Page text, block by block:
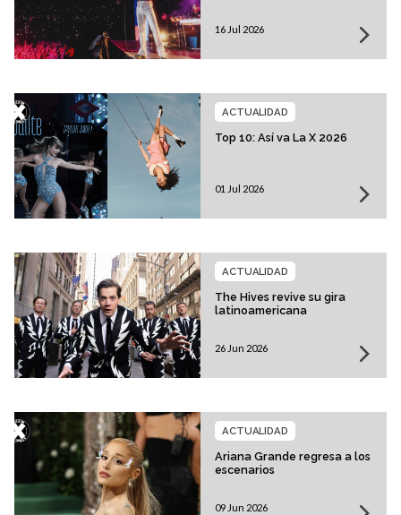
16 Jul 2026
Top 10: Así va La X 2026
ACTUALIDAD
01 Jul 2026
The Hives revive su gira
latinoamericana
ACTUALIDAD
26 Jun 2026
Ariana Grande regresa a los
escenarios
ACTUALIDAD
09 Jun 2026